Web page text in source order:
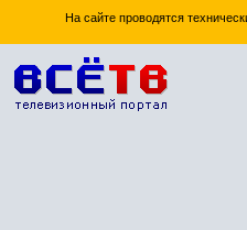
На сайте проводятся